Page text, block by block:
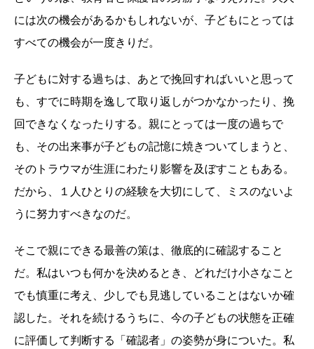
には次の機会があるかもしれないが、子どもにとっては
すべての機会が一度きりだ。
子どもに対する過ちは、あとで挽回すればいいと思って
も、すでに時期を逸して取り返しがつかなかったり、挽
回できなくなったりする。親にとっては一度の過ちで
も、その出来事が子どもの記憶に焼きついてしまうと、
そのトラウマが生涯にわたり影響を及ぼすこともある。
だから、１人ひとりの経験を大切にして、ミスのないよ
うに努力すべきなのだ。
そこで親にできる最善の策は、徹底的に確認すること
だ。私はいつも何かを決めるとき、どれだけ小さなこと
でも慎重に考え、少しでも見逃していることはないか確
認した。それを続けるうちに、今の子どもの状態を正確
に評価して判断する「確認者」の姿勢が身についた。私